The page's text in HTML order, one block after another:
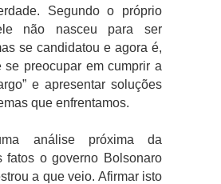
Segundo o próprio
não nasceu para ser
se candidatou e agora é,
se preocupar em cumprir a
e apresentar soluções
que enfrentamos.
análise próxima da
fatos o governo Bolsonaro
a que veio. Afirmar isto